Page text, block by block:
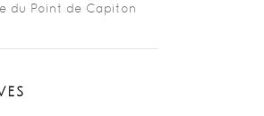
du Point de Capiton